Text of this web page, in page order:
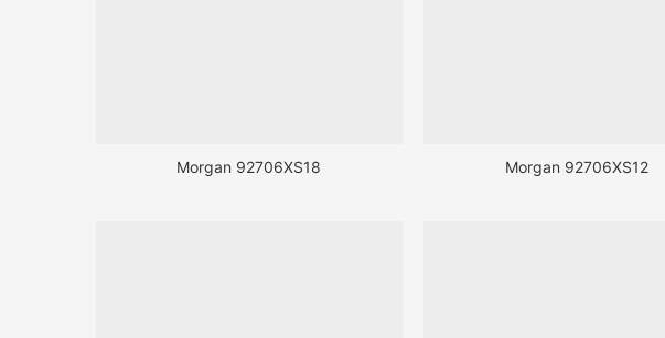
Morgan 92706XS18 Morgan 92706XS12